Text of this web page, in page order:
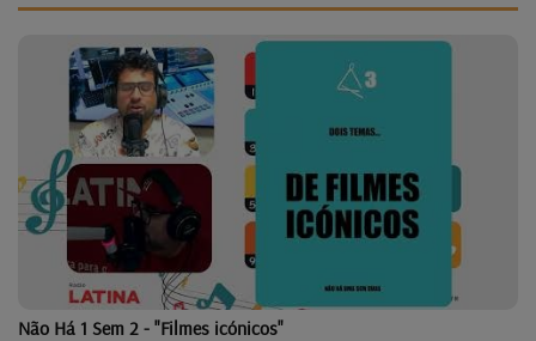
Não Há 1 Sem 2 - "Filmes icónicos"